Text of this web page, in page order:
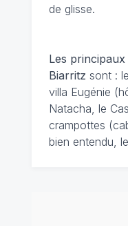
de glisse.
Les principaux
Biarritz sont :
villa Eugénie
Natacha, le
crampottes
bien entendu,